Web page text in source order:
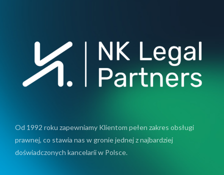
Od 1992 roku zapewniamy Klientom pełen zakres obsługi
prawnej, co stawia nas w gronie jednej z najbardziej
doświadczonych kancelarii w Polsce.